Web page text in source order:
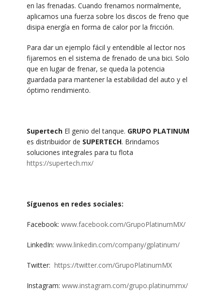
en las frenadas. Cuando frenamos normalmente,
aplicamos una fuerza sobre los discos de freno que
disipa energía en forma de calor por la fricción.
Para dar un ejemplo fácil y entendible al lector nos
fijaremos en el sistema de frenado de una bici. Solo
que en lugar de frenar, se queda la potencia
guardada para mantener la estabilidad del auto y el
óptimo rendimiento.
Supertech El genio del tanque. GRUPO PLATINUM
es distribuidor de SUPERTECH. Brindamos
soluciones integrales para tu flota
https://supertech.mx/
Síguenos en redes sociales:
Facebook: www.facebook.com/GrupoPlatinumMX/
LinkedIn: www.linkedin.com/company/gplatinum/
Twitter: https://twitter.com/GrupoPlatinumMX
Instagram: www.instagram.com/grupo.platinummx/